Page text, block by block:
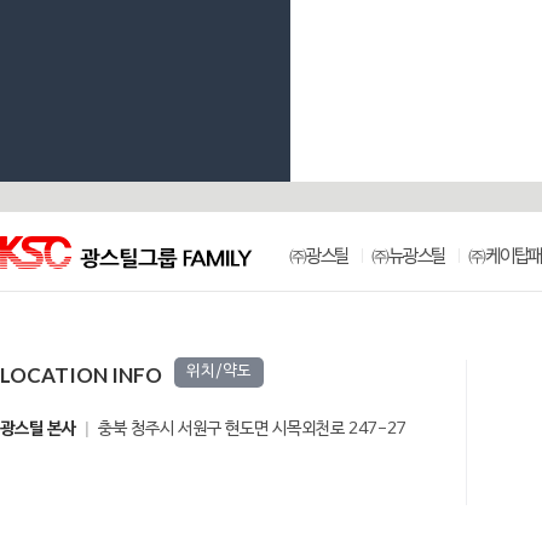
㈜광스틸 ㈜뉴광스틸 ㈜케이탑
LOCATION INFO 위치/약도
광스틸 본사 충북 청주시 서원구 현도면 시목외천로 247-27